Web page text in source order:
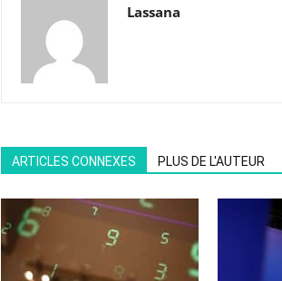
Lassana
ARTICLES CONNEXES PLUS DE L'AUTEUR